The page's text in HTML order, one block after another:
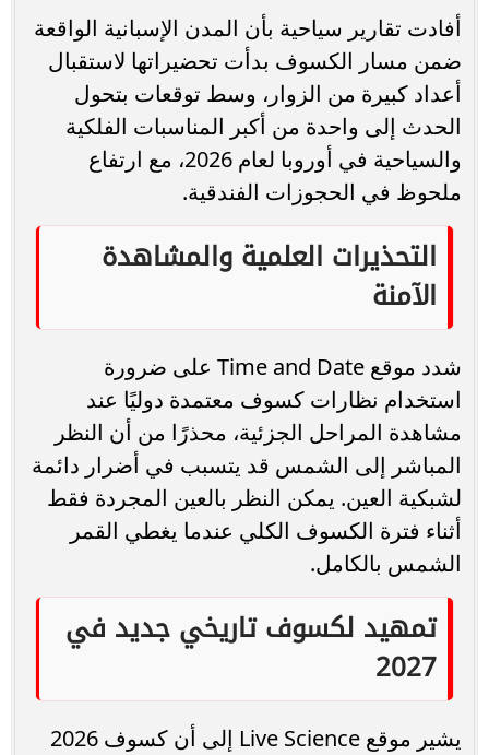
أفادت تقارير سياحية بأن المدن الإسبانية الواقعة
ضمن مسار الكسوف بدأت تحضيراتها لاستقبال
أعداد كبيرة من الزوار، وسط توقعات بتحول
الحدث إلى واحدة من أكبر المناسبات الفلكية
والسياحية في أوروبا لعام 2026، مع ارتفاع
ملحوظ في الحجوزات الفندقية.
التحذيرات العلمية والمشاهدة
الآمنة
شدد موقع Time and Date على ضرورة
استخدام نظارات كسوف معتمدة دوليًا عند
مشاهدة المراحل الجزئية، محذرًا من أن النظر
المباشر إلى الشمس قد يتسبب في أضرار دائمة
لشبكية العين. يمكن النظر بالعين المجردة فقط
أثناء فترة الكسوف الكلي عندما يغطي القمر
الشمس بالكامل.
تمهيد لكسوف تاريخي جديد في
2027
يشير موقع Live Science إلى أن كسوف 2026